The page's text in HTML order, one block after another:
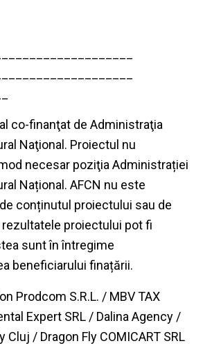
co-finanţat de Administraţia
Naţional. Proiectul nu
necesar poziţia Administrației
Național. AFCN nu este
conținutul proiectului sau de
proiectului pot fi
sunt în întregime
beneficiarului finațării.
Prodcom S.R.L. / MBV TAX
Expert SRL / Dalina Agency /
Cluj / Dragon Fly COMICART SRL